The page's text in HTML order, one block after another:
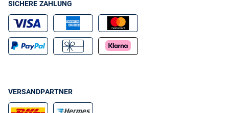
SICHERE ZAHLUNG
VERSANDPARTNER